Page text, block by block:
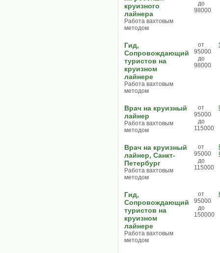
круизного
лайнера
Работа вахтовым
методом
до
98000
Гид,
Сопровождающий
туристов на
круизном
лайнере
Работа вахтовым
методом
от
95000
до
98000
Врач на круизный
лайнер
Работа вахтовым
методом
от
95000
до
115000
Врач на круизный
лайнер, Санкт-
Петербург
Работа вахтовым
методом
от
95000
до
115000
Гид,
Сопровождающий
туристов на
круизном
лайнере
Работа вахтовым
методом
от
95000
до
150000